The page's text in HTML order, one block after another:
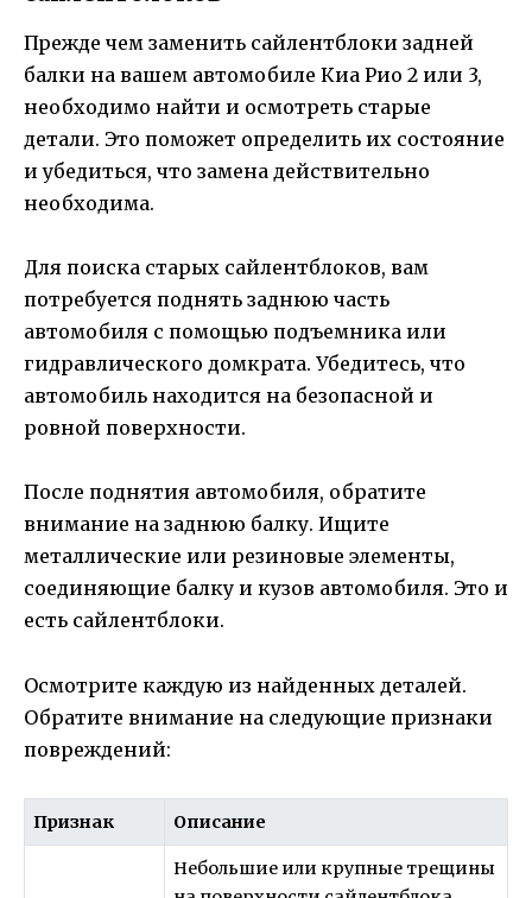
Прежде чем заменить сайлентблоки задней
балки на вашем автомобиле Киа Рио 2 или 3,
необходимо найти и осмотреть старые
детали. Это поможет определить их состояние
и убедиться, что замена действительно
необходима.
Для поиска старых сайлентблоков, вам
потребуется поднять заднюю часть
автомобиля с помощью подъемника или
гидравлического домкрата. Убедитесь, что
автомобиль находится на безопасной и
ровной поверхности.
После поднятия автомобиля, обратите
внимание на заднюю балку. Ищите
металлические или резиновые элементы,
соединяющие балку и кузов автомобиля. Это и
есть сайлентблоки.
Осмотрите каждую из найденных деталей.
Обратите внимание на следующие признаки
повреждений:
Признак Описание
Небольшие или крупные трещины